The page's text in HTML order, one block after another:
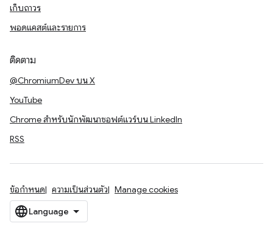
เก็บถาวร
พอดแคสต์และรายการ
ติดตาม
@ChromiumDev บน X
YouTube
Chrome สำหรับนักพัฒนาซอฟต์แวร์บน LinkedIn
RSS
ข้อกำหนด ความเป็นส่วนตัว Manage cookies